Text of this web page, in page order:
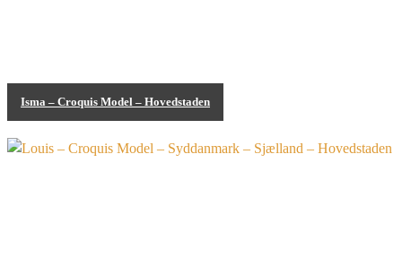
Bodypainting
Isma – Croquis Model – Hovedstaden